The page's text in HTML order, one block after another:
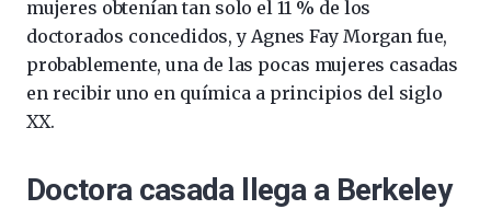
mujeres obtenían tan solo el 11 % de los
doctorados concedidos, y Agnes Fay Morgan fue,
probablemente, una de las pocas mujeres casadas
en recibir uno en química a principios del siglo
XX.
Doctora casada llega a Berkeley